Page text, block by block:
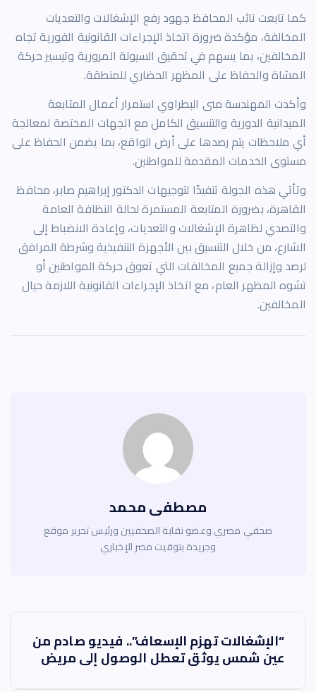
كما تابعت نائب المحافظ جهود رفع الإشغالات والتعديات
المخالفة، مؤكدة ضرورة اتخاذ الإجراءات القانونية الفورية تجاه
المخالفين، بما يسهم في تحقيق السيولة المرورية وتيسير حركة
المشاة والحفاظ على المظهر الحضاري للمنطقة.
وأكدت المهندسة منى البطراوي استمرار أعمال المتابعة
الميدانية الدورية والتنسيق الكامل مع الجهات المختصة لمعالجة
أي ملاحظات يتم رصدها على أرض الواقع، بما يضمن الحفاظ على
مستوى الخدمات المقدمة للمواطنين.
وتأتي هذه الجولة تنفيذًا لتوجيهات الدكتور إبراهيم صابر، محافظ
القاهرة، بضرورة المتابعة المستمرة لحالة النظافة العامة
والتصدي لظاهرة الإشغالات والتعديات، وإعادة الانضباط إلى
الشارع، من خلال التنسيق بين الأجهزة التنفيذية وشرطة المرافق
لرصد وإزالة جميع المخالفات التي تعوق حركة المواطنين أو
تشوه المظهر العام، مع اتخاذ الإجراءات القانونية اللازمة حيال
المخالفين.
مصطفى محمد
صحفي مصري وعضو نقابة الصحفيين ورئيس تحرير موقع
وجريدة بتوقيت مصر الإخباري
ص
“الإشغالات تهزم الإسعاف”.. فيديو صادم من
عين شمس يوثق تعطل الوصول إلى مريض